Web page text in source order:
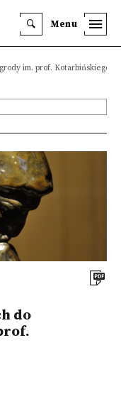
Menu
im. prof. Kotarbińskiego
do